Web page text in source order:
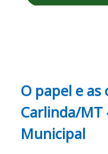
O papel e
Carlinda/
Municipal